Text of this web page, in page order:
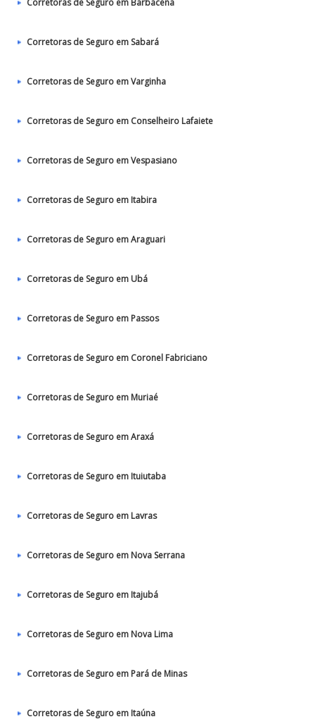
Corretoras de Seguro em Barbacena
Corretoras de Seguro em Sabará
Corretoras de Seguro em Varginha
Corretoras de Seguro em Conselheiro Lafaiete
Corretoras de Seguro em Vespasiano
Corretoras de Seguro em Itabira
Corretoras de Seguro em Araguari
Corretoras de Seguro em Ubá
Corretoras de Seguro em Passos
Corretoras de Seguro em Coronel Fabriciano
Corretoras de Seguro em Muriaé
Corretoras de Seguro em Araxá
Corretoras de Seguro em Ituiutaba
Corretoras de Seguro em Lavras
Corretoras de Seguro em Nova Serrana
Corretoras de Seguro em Itajubá
Corretoras de Seguro em Nova Lima
Corretoras de Seguro em Pará de Minas
Corretoras de Seguro em Itaúna